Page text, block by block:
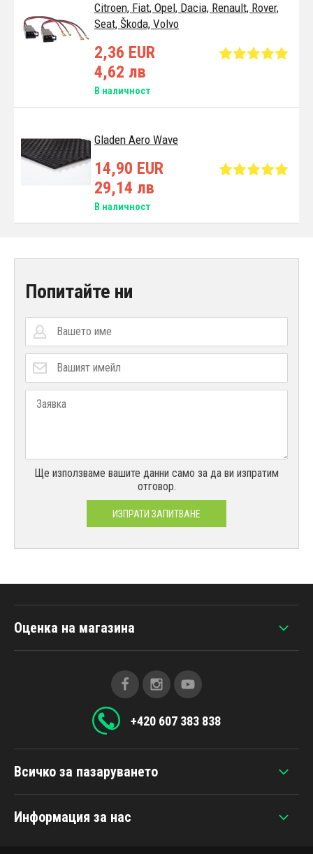
Citroen, Fiat, Opel, Dacia, Renault, Rover,
Seat, Škoda, Volvo
2,36 EUR
4,62 лв
В наличност
Gladen Aero Wave
14,90 EUR
29,14 лв
В наличност
Попитайте ни
Ще използваме вашите данни само за да ви изпратим
отговор.
ИЗПРАТИ ЗАПИТВАНЕ
Всичко за пазаруването
Информация за нас
Оценка на магазина
+420 607 383 838